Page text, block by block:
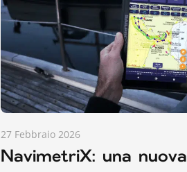
27 Febbraio 2026
NavimetriX: una nuova